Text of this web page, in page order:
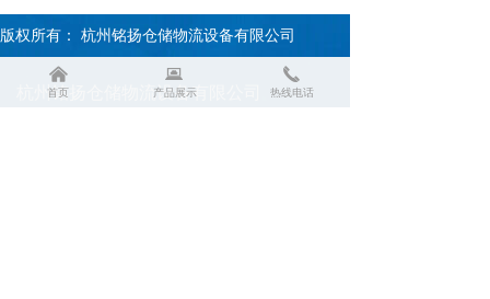
杭州铭扬仓储物流设备有限公司
版权所有： 杭州铭扬仓储物流设备有限公司
낀
首页
뀵
产品展示
끅
热线电话